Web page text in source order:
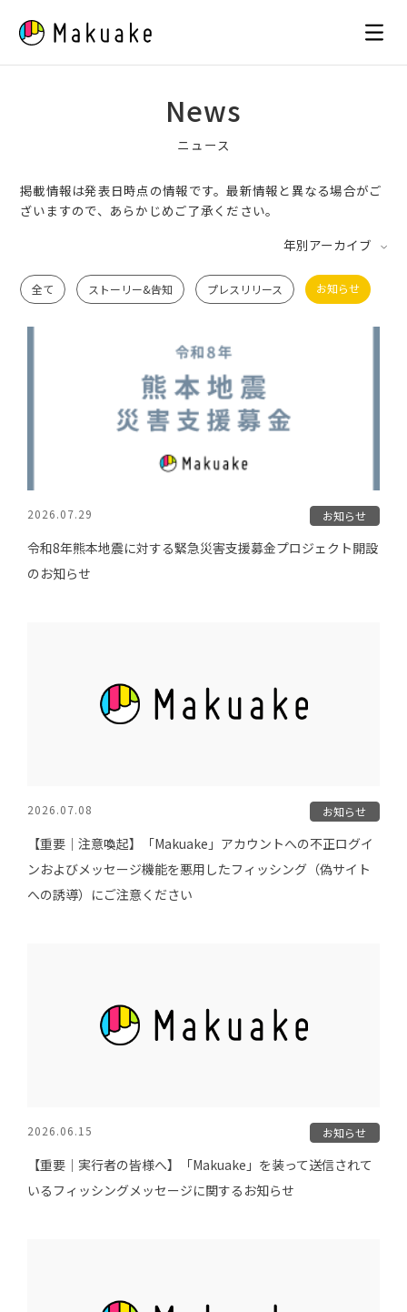
content
News
ニュース
掲載情報は発表日時点の情報です。最新情報と異なる場合がご
ざいますので、あらかじめご了承ください。
年別アーカイブ
全て ストーリー&告知 プレスリリース お知らせ
2026.07.29 お知らせ
令和8年熊本地震に対する緊急災害支援募金プロジェクト開設
のお知らせ
2026.07.08 お知らせ
【重要｜注意喚起】「Makuake」アカウントへの不正ログイ
ンおよびメッセージ機能を悪用したフィッシング（偽サイト
への誘導）にご注意ください
2026.06.15 お知らせ
【重要｜実行者の皆様へ】「Makuake」を装って送信されて
いるフィッシングメッセージに関するお知らせ